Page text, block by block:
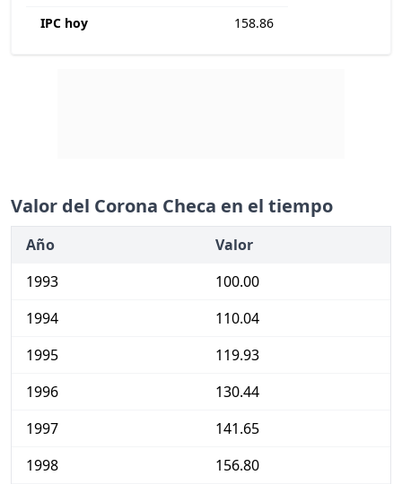
IPC hoy
158.86
Valor del Corona Checa en el tiempo
Año
Valor
1993
100.00
1994
110.04
1995
119.93
1996
130.44
1997
141.65
1998
156.80